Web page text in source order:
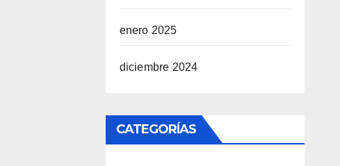
enero 2025
diciembre 2024
CATEGORÍAS